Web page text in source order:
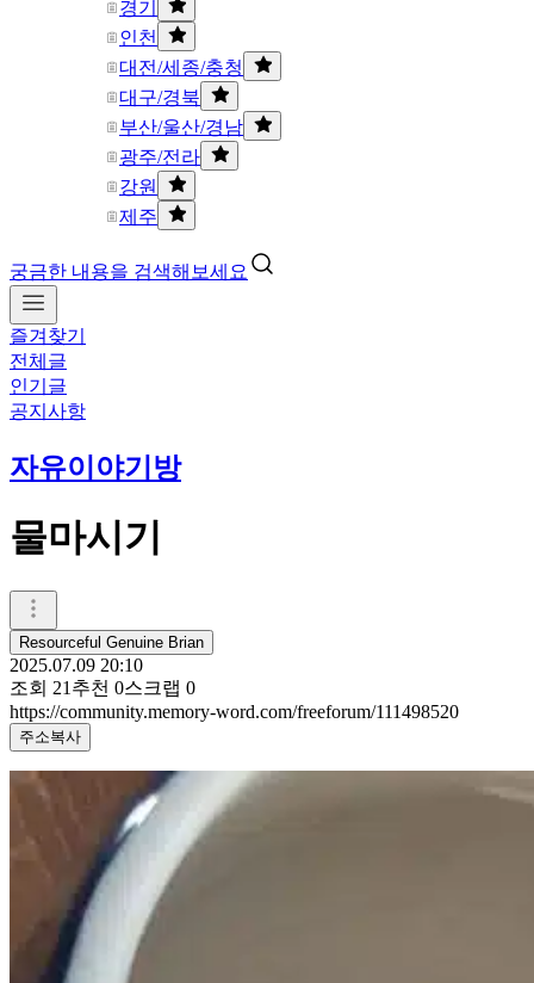
경기
인천
대전/세종/충청
대구/경북
부산/울산/경남
광주/전라
강원
제주
궁금한 내용을 검색해보세요
즐겨찾기
전체글
인기글
공지사항
자유이야기방
물마시기
Resourceful Genuine Brian
2025.07.09 20:10
조회 21 추천 0스크랩 0
https://community.memory-word.com/freeforum/111498520
주소복사